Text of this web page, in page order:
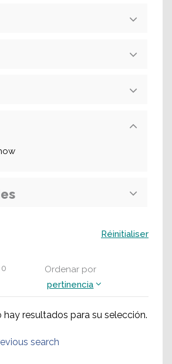
0
Ordenar por
pertinencia
hay resultados para su selección.
search
Réinitialiser